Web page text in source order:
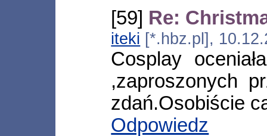
[59] Re:
iteki [*.hbz.pl],
Cosplay
,zaproszonych
zdań.Osobiście
Odpowiedz